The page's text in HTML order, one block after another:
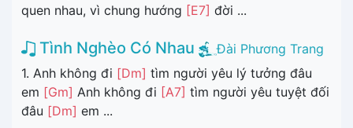
quen nhau, vì chung hướng [E7] đời ...
Tình Nghèo Có Nhau
Đài Phương Trang
1. Anh không đi [Dm] tìm người yêu lý tưởng đâu
em [Gm] Anh không đi [A7] tìm người yêu tuyệt đối
đâu [Dm] em ...